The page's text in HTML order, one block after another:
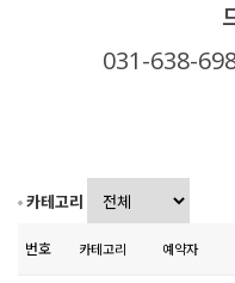
031-638-
카테고리
번호 카테고리 예약자